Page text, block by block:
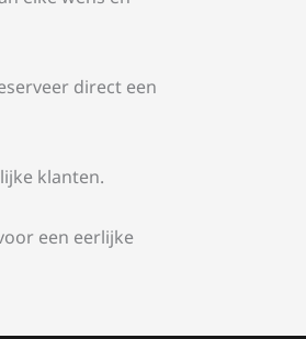
direct een
klanten.
een eerlijke